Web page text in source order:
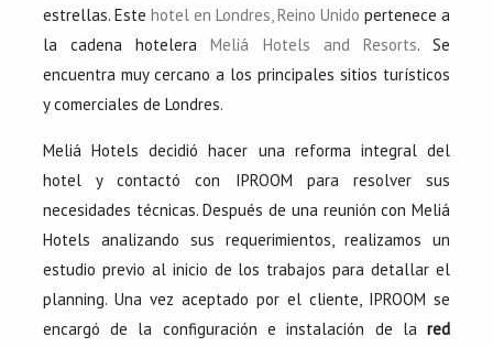
estrellas. Este hotel en Londres, Reino Unido pertenece a
la cadena hoteleraMeliá Hotels and Resorts. Se
encuentra muy cercano a los principales sitios turísticos
y comerciales de Londres.
Meliá Hotels decidió hacer una reforma integral del
hotel y contactó con IPROOM para resolver sus
necesidades técnicas. Después de una reunión con Meliá
Hotels analizando sus requerimientos, realizamos un
estudio previo al inicio de los trabajos para detallar el
planning. Una vez aceptado por el cliente, IPROOM se
encargó de la configuración e instalación de lared